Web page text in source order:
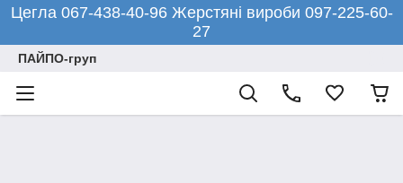
Цегла 067-438-40-96 Жерстяні вироби 097-225-60-
27
ПАЙПО-груп